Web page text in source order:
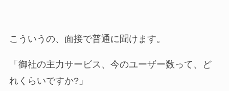
こういうの、面接で普通に聞けます。
「御社の主力サービス、今のユーザー数って、ど
れくらいですか?」